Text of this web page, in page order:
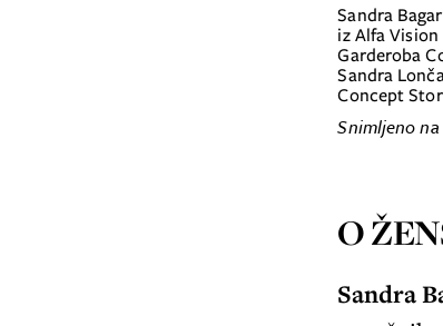
Sandra Bagarić nosi haljinu Munthe iz Garderoba Concept Storea, sunčane naočale Celine
iz Alfa
Garderoba
Sandra
Concept
Snimljeno
O
Sandra